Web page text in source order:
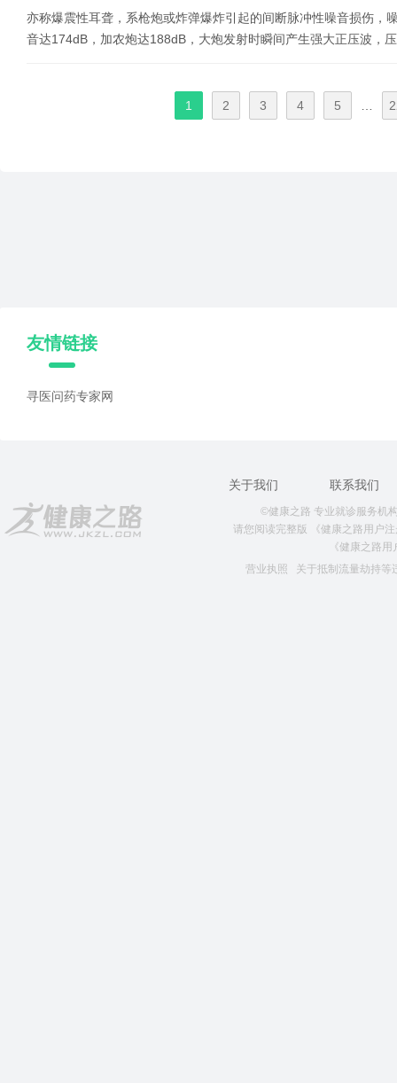
亦称爆震性耳聋，系枪炮或炸弹爆炸引起的间断脉冲性噪音损伤，
音达174dB，加农炮达188dB，大炮发射时瞬间产生强大正压波，
1 2 3 4 5 …
友情链接
寻医问药专家网
关于我们 联系我们
©健康之路 专业就诊服务机
请您阅读完整版
《健康之路用户
《健康之路
营业执照
关于抵制流量劫持等